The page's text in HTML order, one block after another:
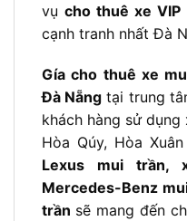
vụ cho thuê xe
cạnh tranh nhất Đà
Gía cho thuê xe
Đà Nẵng tại trung
khách hàng sử
Hòa Qúy, Hòa
Lexus mui trần,
Mercedes-Benz
trần sẽ mang đến